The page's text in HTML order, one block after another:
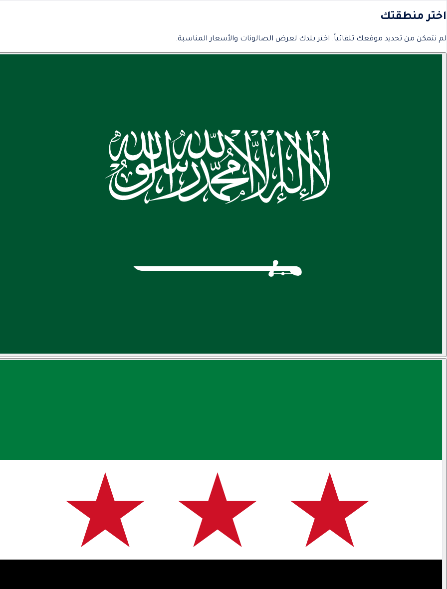
اختر منطقتك
لم نتمكن من تحديد موقعك تلقائياً. اختر بلدك لعرض الصالونات والأسعار المناسبة.